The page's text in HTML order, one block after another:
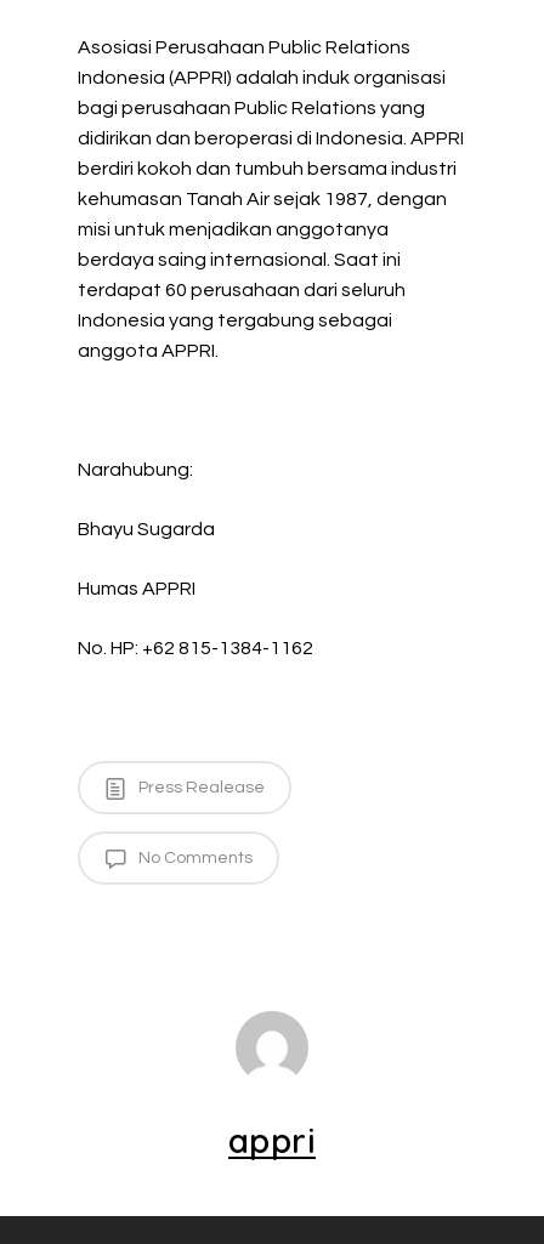
Asosiasi Perusahaan Public Relations
Indonesia (APPRI) adalah induk organisasi
bagi perusahaan Public Relations yang
didirikan dan beroperasi di Indonesia. APPRI
berdiri kokoh dan tumbuh bersama industri
kehumasan Tanah Air sejak 1987, dengan
misi untuk menjadikan anggotanya
berdaya saing internasional. Saat ini
terdapat 60 perusahaan dari seluruh
Indonesia yang tergabung sebagai
anggota APPRI.
Narahubung:
Bhayu Sugarda
Humas APPRI
No. HP: +62 815-1384-1162
Press Realease
No Comments
appri